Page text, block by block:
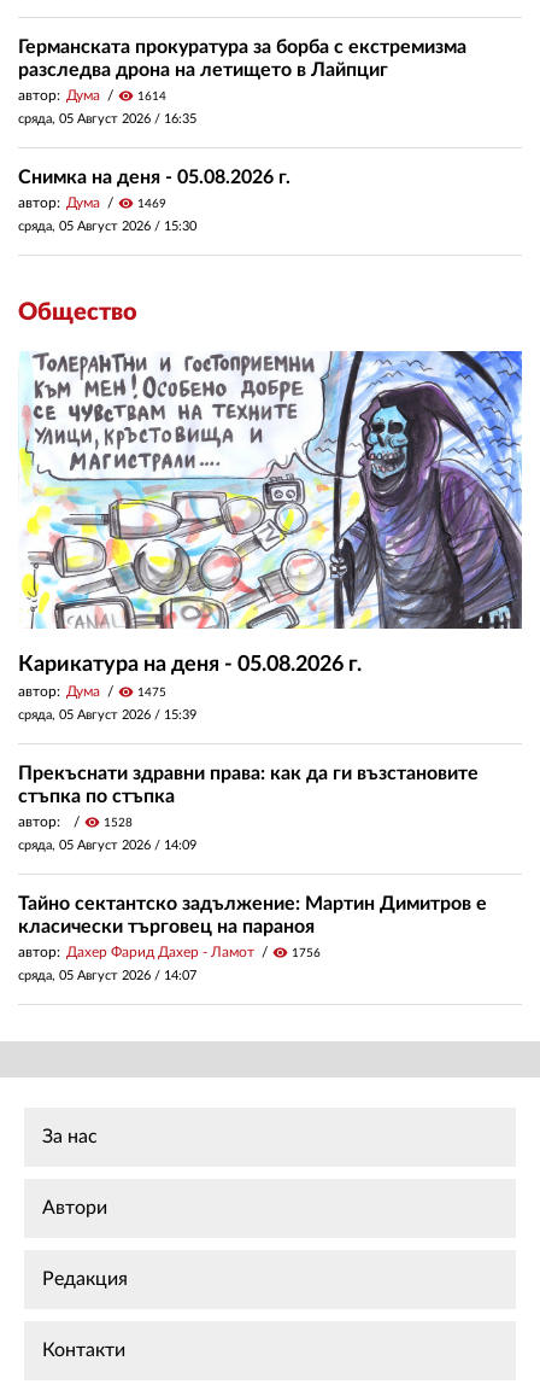
Германската прокуратура за борба с екстремизма
разследва дрона на летището в Лайпциг
автор: Дума visibility 1614
сряда, 05 Август 2026 / 16:35
Снимка на деня - 05.08.2026 г.
автор: Дума visibility 1469
сряда, 05 Август 2026 / 15:30
Общество
Карикатура на деня - 05.08.2026 г.
автор: Дума visibility 1475
сряда, 05 Август 2026 / 15:39
Прекъснати здравни права: как да ги възстановите
стъпка по стъпка
автор: visibility 1528
сряда, 05 Август 2026 / 14:09
Тайно сектантско задължение: Мартин Димитров е
класически търговец на параноя
автор: Дахер Фарид Дахер - Ламот visibility 1756
сряда, 05 Август 2026 / 14:07
За нас
Автори
Редакция
Контакти